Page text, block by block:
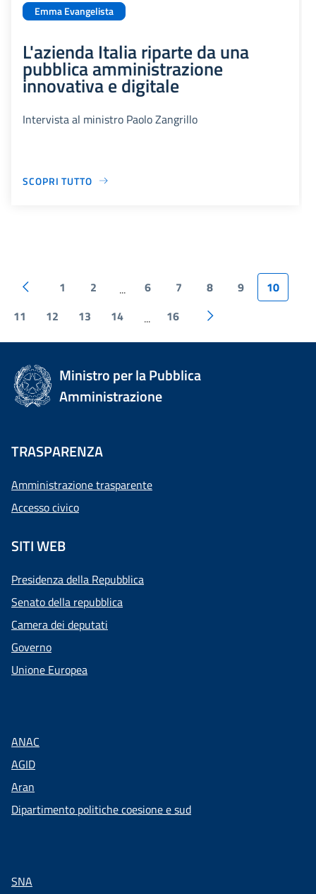
Emma Evangelista
L'azienda Italia riparte da una
pubblica amministrazione
innovativa e digitale
Intervista al ministro Paolo Zangrillo
SCOPRI TUTTO
1 2 ... 6 7 8 9
10
11
12 13 14 ... 16
Ministro per la Pubblica
Amministrazione
TRASPARENZA
Amministrazione trasparente
Accesso civico
SITI WEB
Presidenza della Repubblica
Senato della repubblica
Camera dei deputati
Governo
Unione Europea
ANAC
AGID
Aran
Dipartimento politiche coesione e sud
SNA